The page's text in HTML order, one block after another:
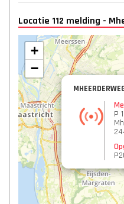
Locatie 112 melding -
P
+
−